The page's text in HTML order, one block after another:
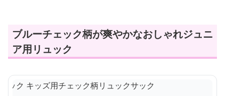
ブルーチェック柄が爽やかなおしゃれジュニ
ア用リュック